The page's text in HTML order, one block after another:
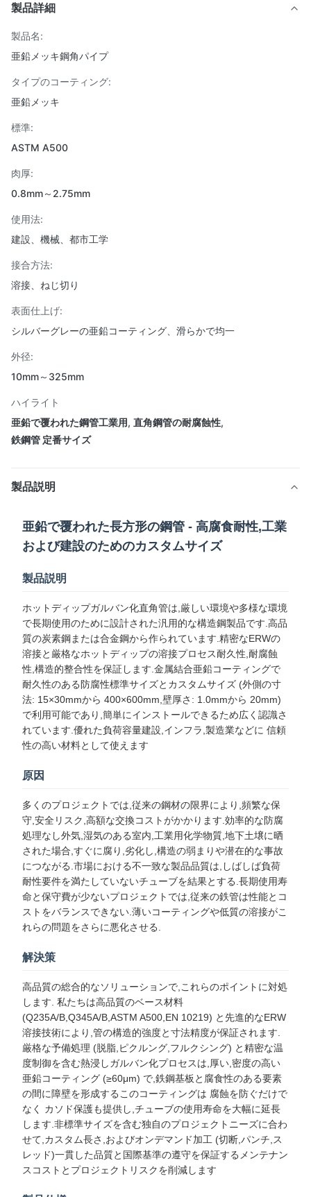
製品詳細
製品名:
亜鉛メッキ鋼角パイプ
タイプのコーティング:
亜鉛メッキ
標準:
ASTM A500
肉厚:
0.8mm～2.75mm
使用法:
建設、機械、都市工学
接合方法:
溶接、ねじ切り
表面仕上げ:
シルバーグレーの亜鉛コーティング、滑らかで均一
外径:
10mm～325mm
ハイライト
亜鉛で覆われた鋼管工業用, 直角鋼管の耐腐蝕性,
鉄鋼管 定番サイズ
製品説明
亜鉛で覆われた長方形の鋼管 - 高腐食耐性,工業
および建設のためのカスタムサイズ
製品説明
ホットディップガルバン化直角管は,厳しい環境や多様な環境
で長期使用のために設計された汎用的な構造鋼製品です.高品
質の炭素鋼または合金鋼から作られています.精密なERWの
溶接と厳格なホットディップの溶接プロセス耐久性,耐腐蝕
性,構造的整合性を保証します.金属結合亜鉛コーティングで
耐久性のある防腐性標準サイズとカスタムサイズ (外側の寸
法: 15×30mmから 400×600mm,壁厚さ: 1.0mmから 20mm)
で利用可能であり,簡単にインストールできるため広く認識さ
れています.優れた負荷容量建設,インフラ,製造業などに 信頼
性の高い材料として使えます
原因
多くのプロジェクトでは,従来の鋼材の限界により,頻繁な保
守,安全リスク,高額な交換コストがかかります.効率的な防腐
処理なし外気,湿気のある室内,工業用化学物質,地下土壌に晒
された場合,すぐに腐り,劣化し,構造の弱まりや潜在的な事故
につながる.市場における不一致な製品品質は,しばしば負荷
耐性要件を満たしていないチューブを結果とする.長期使用寿
命と保守費が少ないプロジェクトでは,従来の鉄管は性能とコ
ストをバランスできない.薄いコーティングや低質の溶接がこ
れらの問題をさらに悪化させる.
解決策
高品質の総合的なソリューションで,これらのポイントに対処
します. 私たちは高品質のベース材料
(Q235A/B,Q345A/B,ASTM A500,EN 10219) と先進的なERW
溶接技術により,管の構造的強度と寸法精度が保証されます.
厳格な予備処理 (脱脂,ピクルング,フルクシング) と精密な温
度制御を含む熱浸しガルバン化プロセスは,厚い,密度の高い
亜鉛コーティング (≥60μm) で,鉄鋼基板と腐食性のある要素
の間に障壁を形成するこのコーティングは 腐蝕を防ぐだけで
なく カソド保護も提供し,チューブの使用寿命を大幅に延長
します.非標準サイズを含む独自のプロジェクトニーズに合わ
せて,カスタム長さ,およびオンデマンド加工 (切断,パンチ,ス
レッド)一貫した品質と国際基準の遵守を保証するメンテナン
スコストとプロジェクトリスクを削減します